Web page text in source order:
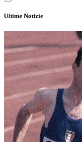
Ultime Notizie